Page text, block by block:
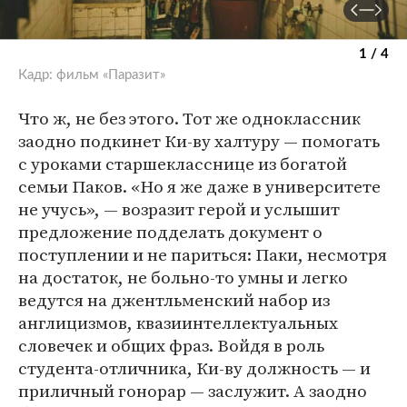
1 / 4
Кадр: фильм «Паразит»
Что ж, не без этого. Тот же одноклассник
заодно подкинет Ки-ву халтуру — помогать
с уроками старшекласснице из богатой
семьи Паков. «Но я же даже в университете
не учусь», — возразит герой и услышит
предложение подделать документ о
поступлении и не париться: Паки, несмотря
на достаток, не больно-то умны и легко
ведутся на джентльменский набор из
англицизмов, квазиинтеллектуальных
словечек и общих фраз. Войдя в роль
студента-отличника, Ки-ву должность — и
приличный гонорар — заслужит. А заодно